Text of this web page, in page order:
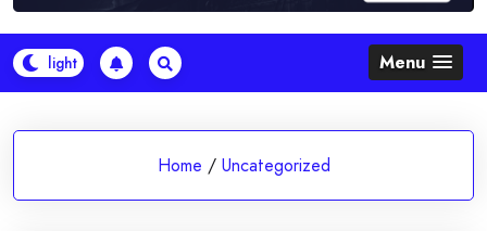
Menu
Home / Uncategorized